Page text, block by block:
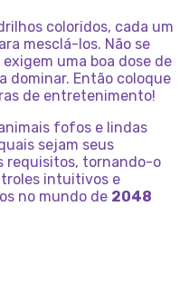
coloridos, cada um
mesclá-los. Não se
exigem uma boa dose de
dominar. Então coloque
de entretenimento!
fofos e lindas
sejam seus
requisitos, tornando-o
intuitivos e
no mundo de 2048